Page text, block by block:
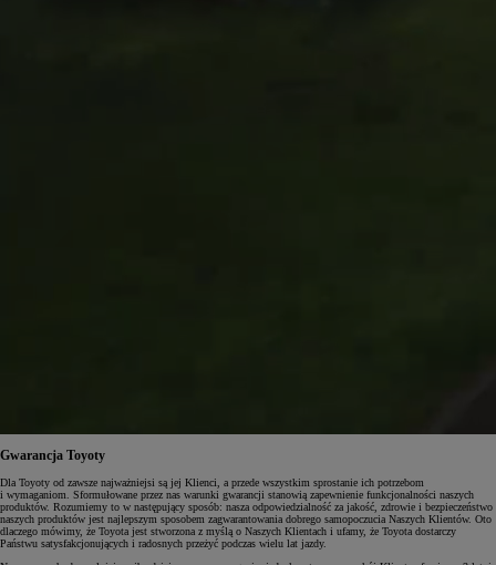
Gwarancja Toyoty
Dla Toyoty od zawsze najważniejsi są jej Klienci, a przede wszystkim sprostanie ich potrzebom
i wymaganiom. Sformułowane przez nas warunki gwarancji stanowią zapewnienie funkcjonalności naszych
produktów. Rozumiemy to w następujący sposób: nasza odpowiedzialność za jakość, zdrowie i bezpieczeństwo
naszych produktów jest najlepszym sposobem zagwarantowania dobrego samopoczucia Naszych Klientów. Oto
dlaczego mówimy, że Toyota jest stworzona z myślą o Naszych Klientach i ufamy, że Toyota dostarczy
Państwu satysfakcjonujących i radosnych przeżyć podczas wielu lat jazdy.